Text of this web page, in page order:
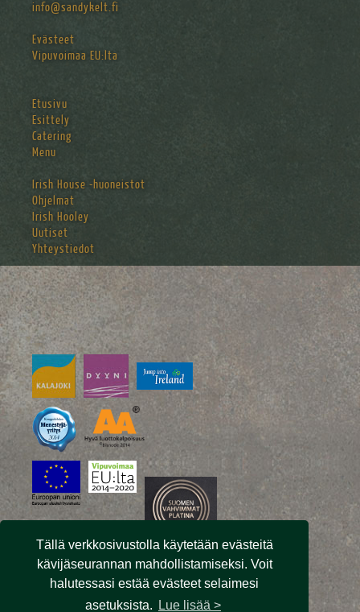
Tällä verkkosivustolla käytetään evästeitä
kävijäseurannan mahdollistamiseksi. Voit
halutessasi estää evästeet selaimesi
asetuksista.
Lue lisää >
info@sandykelt.fi
Evästeet
Vipuvoimaa EU:lta
Etusivu
Esittely
Catering
Menu
Irish House -huoneistot
Ohjelmat
Irish Hooley
Uutiset
Yhteystiedot